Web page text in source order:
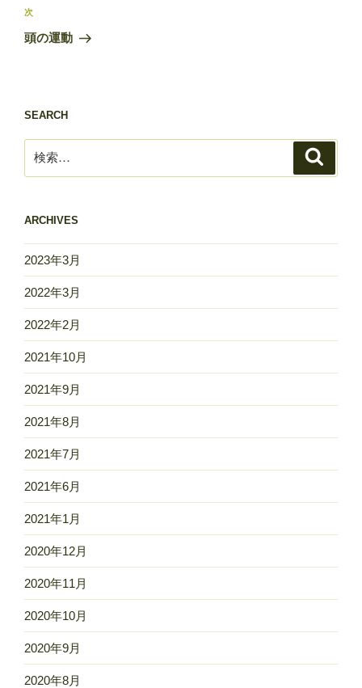
ビ
ゲ
ン
稿
次
の
次
頭の運動
SEARCH
索:
ARCHIVES
2023年3月
2022年3月
2022年2月
2021年10月
2021年9月
2021年8月
2021年7月
2021年6月
2021年1月
2020年12月
2020年11月
2020年10月
2020年9月
2020年8月